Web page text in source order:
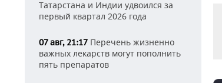
Татарстана и Индии удвоился за
первый квартал 2026 года
07 авг, 21:17 Перечень жизненно
важных лекарств могут пополнить
пять препаратов